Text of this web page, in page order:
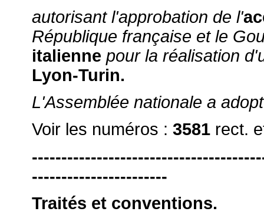
autorisant l'approbation de l'
République française et le
italienne pour la réalisation
Lyon-Turin.
L'Assemblée nationale a
Voir les numéros : 3581 rect.
-----------------------
Traités et conventions.